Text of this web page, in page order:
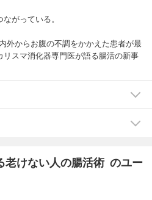
がっている。
外からお腹の不調をかかえた患者が最
スマ消化器専門医が語る腸活の新事
けない人の腸活術 のユー